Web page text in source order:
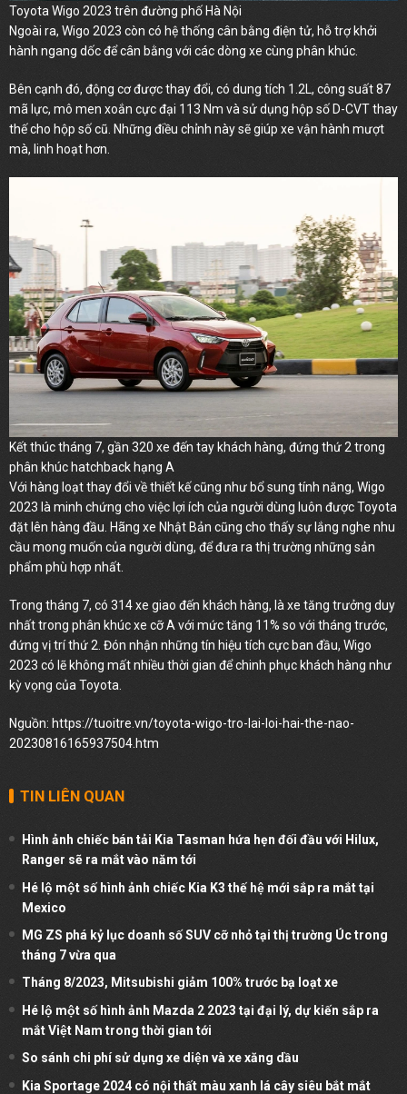
Toyota Wigo 2023 trên đường phố Hà Nội
Ngoài ra, Wigo 2023 còn có hệ thống cân bằng điện tử, hỗ trợ khởi
hành ngang dốc để cân bằng với các dòng xe cùng phân khúc.
Bên cạnh đó, động cơ được thay đổi, có dung tích 1.2L, công suất 87
mã lực, mô men xoắn cực đại 113 Nm và sử dụng hộp số D-CVT thay
thế cho hộp số cũ. Những điều chỉnh này sẽ giúp xe vận hành mượt
mà, linh hoạt hơn.
Kết thúc tháng 7, gần 320 xe đến tay khách hàng, đứng thứ 2 trong
phân khúc hatchback hạng A
Với hàng loạt thay đổi về thiết kế cũng như bổ sung tính năng, Wigo
2023 là minh chứng cho việc lợi ích của người dùng luôn được Toyota
đặt lên hàng đầu. Hãng xe Nhật Bản cũng cho thấy sự lắng nghe nhu
cầu mong muốn của người dùng, để đưa ra thị trường những sản
phẩm phù hợp nhất.
Trong tháng 7, có 314 xe giao đến khách hàng, là xe tăng trưởng duy
nhất trong phân khúc xe cỡ A với mức tăng 11% so với tháng trước,
đứng vị trí thứ 2. Đón nhận những tín hiệu tích cực ban đầu, Wigo
2023 có lẽ không mất nhiều thời gian để chinh phục khách hàng như
kỳ vọng của Toyota.
Nguồn: https://tuoitre.vn/toyota-wigo-tro-lai-loi-hai-the-nao-
20230816165937504.htm
TIN LIÊN QUAN
Hình ảnh chiếc bán tải Kia Tasman hứa hẹn đối đầu với Hilux,
Ranger sẽ ra mắt vào năm tới
Hé lộ một số hình ảnh chiếc Kia K3 thế hệ mới sắp ra mắt tại
Mexico
MG ZS phá kỷ lục doanh số SUV cỡ nhỏ tại thị trường Úc trong
tháng 7 vừa qua
Tháng 8/2023, Mitsubishi giảm 100% trước bạ loạt xe
Hé lộ một số hình ảnh Mazda 2 2023 tại đại lý, dự kiến sắp ra
mắt Việt Nam trong thời gian tới
So sánh chi phí sử dụng xe diện và xe xăng dầu
Kia Sportage 2024 có nội thất màu xanh lá cây siêu bắt mắt